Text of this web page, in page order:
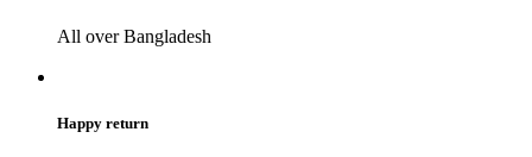
All over Bangladesh
Happy return